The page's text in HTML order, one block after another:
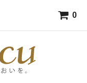
0